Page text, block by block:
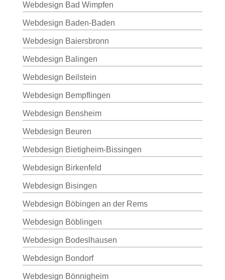
Webdesign Bad Wimpfen
Webdesign Baden-Baden
Webdesign Baiersbronn
Webdesign Balingen
Webdesign Beilstein
Webdesign Bempflingen
Webdesign Bensheim
Webdesign Beuren
Webdesign Bietigheim-Bissingen
Webdesign Birkenfeld
Webdesign Bisingen
Webdesign Böbingen an der Rems
Webdesign Böblingen
Webdesign Bodeslhausen
Webdesign Bondorf
Webdesign Bönnigheim